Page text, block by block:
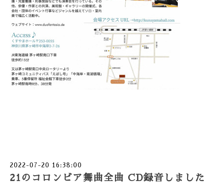
2022-07-20 16:38:00
21のコロンビア舞曲全曲 CD録音しました